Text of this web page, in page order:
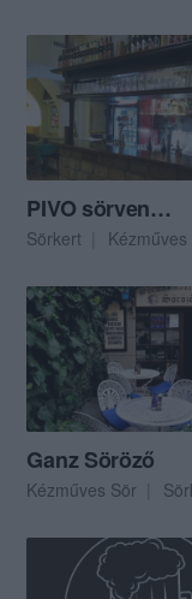
PIVO sörvendéglő
Sörkert
Kézműves
Ganz Söröző
Kézműves Sör